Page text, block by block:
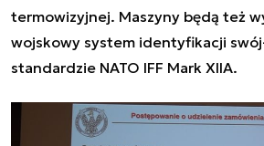
termowizyjnej. Maszyny będą też
wojskowy system identyfikacji
standardzie NATO IFF Mark XIIA.